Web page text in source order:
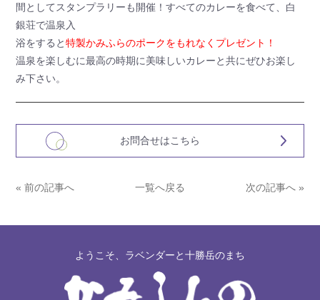
間としてスタンプラリーも開催！すべてのカレーを食べて、白
銀荘で温泉入
浴をすると特製かみふらのポークをもれなくプレゼント！
温泉を楽しむに最高の時期に美味しいカレーと共にぜひお楽し
み下さい。
お問合せはこちら
« 前の記事へ 一覧へ戻る 次の記事へ »
ようこそ、ラベンダーと十勝岳のまち